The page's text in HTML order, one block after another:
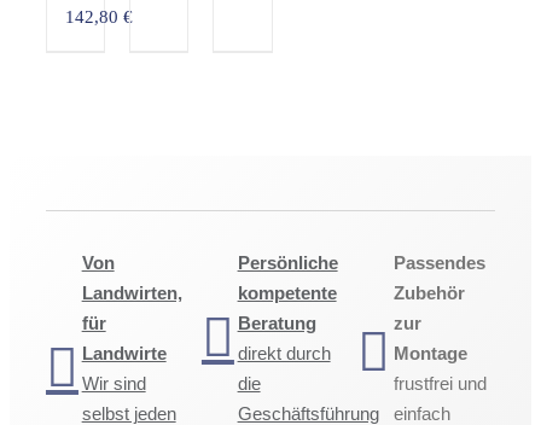
142,80 €
Von
Landwirten,
für
Landwirte
Wir sind
selbst jeden
Persönliche
kompetente
Beratung
direkt durch
die
Geschäftsführung
Passendes
Zubehör
zur
Montage
frustfrei und
einfach